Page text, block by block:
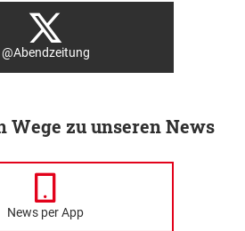
@Abendzeitung
Wege zu unseren News
News per App